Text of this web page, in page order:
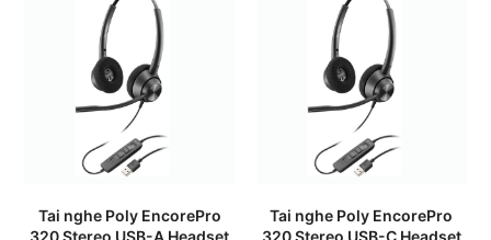
Tai nghe Poly EncorePro
Tai nghe Poly EncorePro